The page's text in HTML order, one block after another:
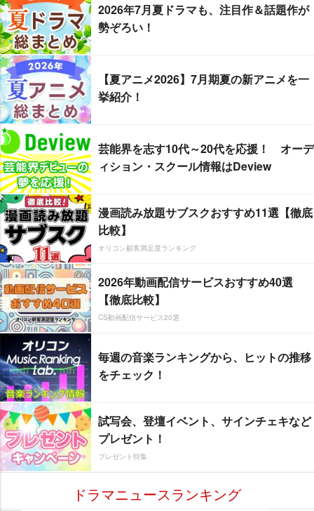
2026年7月夏ドラマも、注目作＆話題作が
勢ぞろい！
【夏アニメ2026】7月期夏の新アニメを一
挙紹介！
芸能界を志す10代～20代を応援！ オーデ
ィション・スクール情報はDeview
漫画読み放題サブスクおすすめ11選【徹底
比較】
オリコン顧客満足度ランキング
2026年動画配信サービスおすすめ40選
【徹底比較】
CS動画配信サービス20選
毎週の音楽ランキングから、ヒットの推移
をチェック！
試写会、登壇イベント、サインチェキなど
プレゼント！
プレゼント特集
ドラマニュースランキング